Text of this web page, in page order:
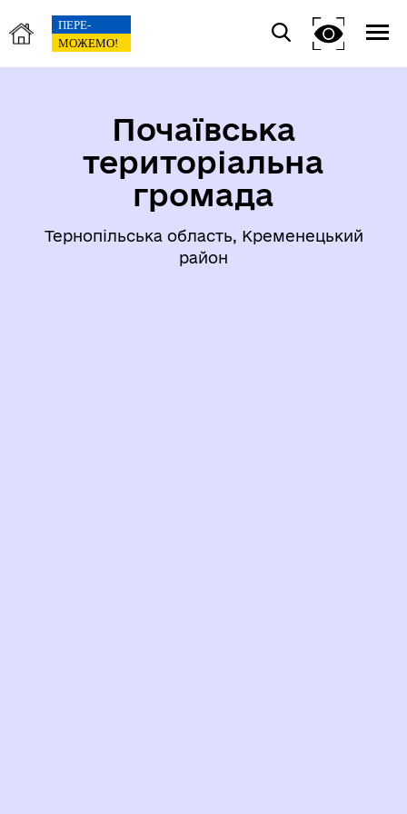
Почаївська
територіальна
громада
Тернопільська область, Кременецький
район